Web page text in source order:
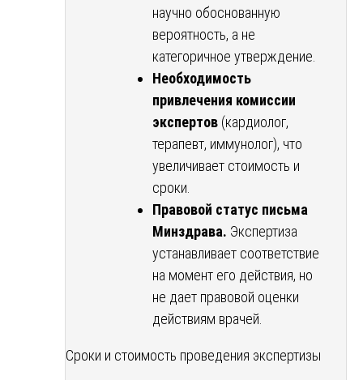
научно обоснованную
вероятность, а не
категоричное утверждение.
Необходимость
привлечения комиссии
экспертов (кардиолог,
терапевт, иммунолог), что
увеличивает стоимость и
сроки.
Правовой статус письма
Минздрава. Экспертиза
устанавливает соответствие
на момент его действия, но
не дает правовой оценки
действиям врачей.
Сроки и стоимость проведения экспертизы